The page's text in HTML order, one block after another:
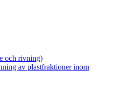
och rivning)
av plastfraktioner inom